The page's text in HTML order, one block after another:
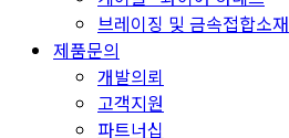
브레이징 및 금속접합소재
제품문의
개발의뢰
고객지원
파트너십